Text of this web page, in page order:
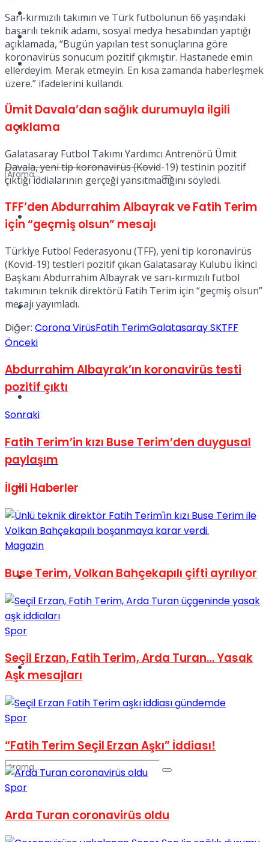
Kadınca
Dünya
Türkiye
Müzik
Sinema
Tatil
Spor
Podcast
Spor
Podcast
No Result
View All Result
Sarı-kırmızılı takımın ve Türk futbolunun 66 yaşındaki
başarılı teknik adamı, sosyal medya hesabından yaptığı
açıklamada, “Bugün yapılan test sonuçlarına göre
koronavirüs sonucum pozitif çıkmıştır. Hastanede emin
ellerdeyim. Merak etmeyin. En kısa zamanda haberleşmek
üzere.” ifadelerini kullandı.
Ümit Davala’dan sağlık durumuyla ilgili
açıklama
Galatasaray Futbol Takımı Yardımcı Antrenörü Ümit
Davala, yeni tip koronavirüs (Kovid-19) testinin pozitif
çıktığı iddialarının gerçeği yansıtmadığını söyledi.
TFF’den Abdurrahim Albayrak ve Fatih Terim
için “geçmiş olsun” mesajı
Türkiye Futbol Federasyonu (TFF), yeni tip koronavirüs
(Kovid-19) testleri pozitif çıkan Galatasaray Kulübü İkinci
Başkanı Abdurrahim Albayrak ve sarı-kırmızılı futbol
takımının teknik direktörü Fatih Terim için “geçmiş olsun”
mesajı yayımladı.
Diğer: Corona VirüsFatih TerimGalatasaray SKTFF
Önceki
Abdurrahim Albayrak’ın koronavirüs testi
pozitif çıktı
Sonraki
Fatih Terim’in kızı Buse Terim’den duygusal
paylaşım
İlgili Haberler
Magazin
Buse Terim, Volkan Bahçekapılı çifti ayrılıyor
Spor
Seçil Erzan, Fatih Terim, Arda Turan… Yasak
Aşk mesajları
Spor
“Fatih Terim Seçil Erzan Aşkı” İddiası!
Spor
Arda Turan coronavirüs oldu